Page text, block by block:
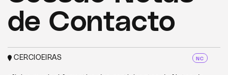
de Contacto
CERCIOEIRAS NC